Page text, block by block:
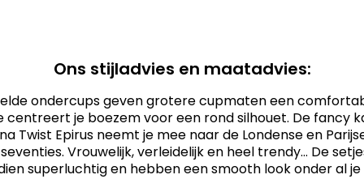
Ons stijladvies en maatadvies:
ondercups geven grotere cupmaten een
centreert je boezem voor een rond silhouet. De fancy
Twist Epirus neemt je mee naar de Londense en
Vrouwelijk, verleidelijk en heel trendy... De
superluchtig en hebben een smooth look onder al je